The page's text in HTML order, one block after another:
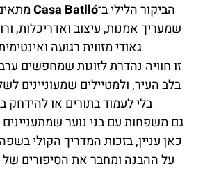
הביקור הלילי ב־Casa Batlló
שמעריך אמנות, עיצוב ואדריכלות,
גאודי מזווית רגועה
זו חוויה נהדרת לזוגות שמחפשים
בלב העיר, ולמטיילים שמעוניינים
בלי לעמוד בתורים או להידחק
גם משפחות עם בני נוער
כאן עניין, בזכות המדריך הקולי
על ההבנה ומחבר את הסיפורים של